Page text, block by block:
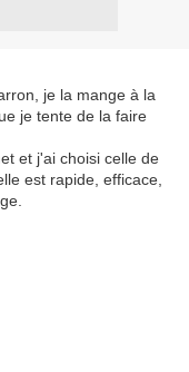
je la mange à la
je tente de la faire
et j'ai choisi celle de
est rapide, efficace,